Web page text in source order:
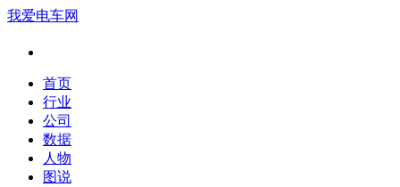
我爱电车网
首页
行业
公司
数据
人物
图说